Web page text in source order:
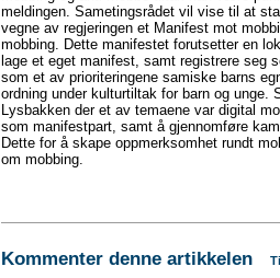
meldingen. Sametingsrådet vil vise til at
vegne av regjeringen et Manifest mot
mobbing. Dette manifestet forutsetter en
lage et eget manifest, samt registrere seg
som et av prioriteringene samiske barns
ordning under kulturtiltak for barn og unge.
Lysbakken der et av temaene var digital
som manifestpart, samt å gjennomføre
Dette for å skape oppmerksomhet rundt
om mobbing.
Kommenter denne artikkelen